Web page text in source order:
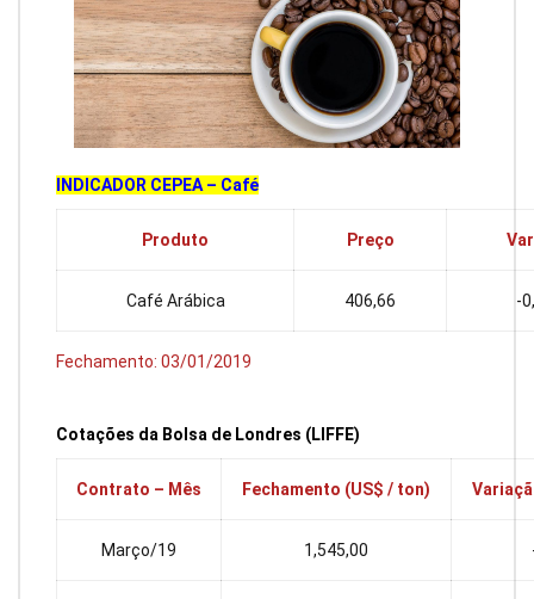
INDICADOR CEPEA – Café
Produto Preço
Café Arábica 406,66 -
Fechamento: 03/01/2019
Cotações da Bolsa de Londres (LIFFE)
Contrato – Mês Fechamento (US$ / ton)
Março/19 1,545,00